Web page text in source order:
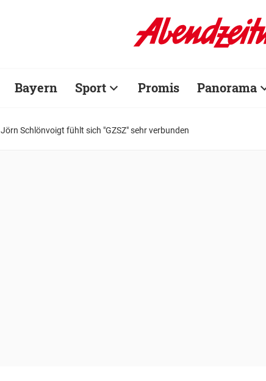
Bayern Sport Promis Panorama
Jörn Schlönvoigt fühlt sich "GZSZ" sehr verbunden